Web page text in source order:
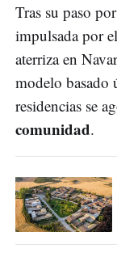
Tras su paso
impulsada por el
aterriza en
modelo basado
residencias se
comunidad.